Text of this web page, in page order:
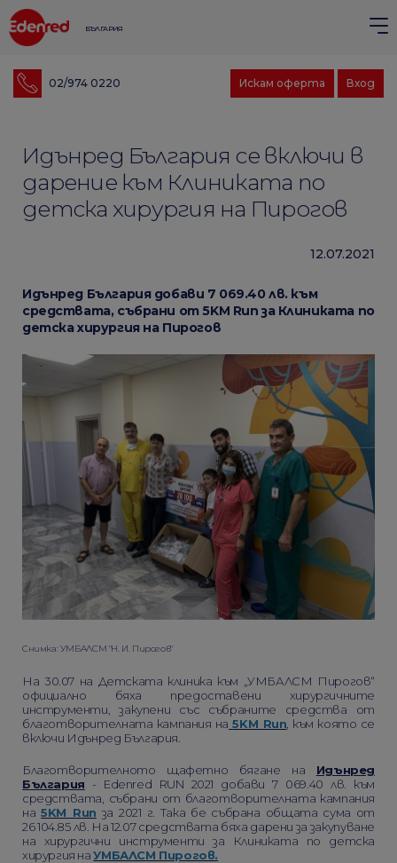
БЪЛГАРИЯ
02/974 0220 Вход
Искам оферта
Идънред България се включи в
дарение към Клиниката по
детска хирургия на Пирогов
12.07.2021
Идънред България добави 7 069.40 лв. към
средствата, събрани от 5KM Run за Клиниката по
детска хирургия на Пирогов
Снимка: УМБАЛСМ "Н. И. Пирогов"
На 30.07 на Детската клиника към „УМБАЛСМ Пирогов“
официално бяха предоставени хирургичните
инструменти, закупени със събраните средства от
благотворителната кампания на 5KM Run , към която се
включи Идънред България.
Благотворителното щафетно бягане на Идънред
България - Edenred RUN 2021 добави 7 069.40 лв. към
средствата, събрани от благотворителната кампания
на5KM Run за 2021 г. Така бе събрана общата сума от
26 104.85 лв. На 12.07 средствата бяха дарени за закупуване
на хирургични инструменти за Клиниката по детска
хирургия наУМБАЛСМ Пирогов.